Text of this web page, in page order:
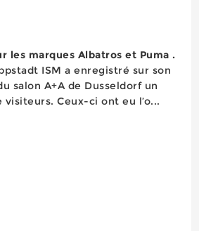
les marques Albatros et Puma .
ISM a enregistré sur son
salon A+A de Dusseldorf un
Ceux-ci ont eu l’o...